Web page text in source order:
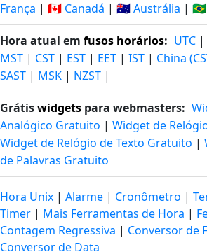
França | 🇨🇦 Canadá | 🇦🇺 Austrália |
Hora atual em fusos horários: UTC |
MST | CST | EST | EET | IST | China
SAST | MSK | NZST |
Grátiswidgets para webmasters:
Analógico Gratuito | Widget de
Widget de Relógio de Texto Gratuito |
de Palavras Gratuito
Hora Unix | Alarme | Cronômetro |
Timer | Mais Ferramentas de Hora |
Contagem Regressiva | Conversor de
Conversor de Data